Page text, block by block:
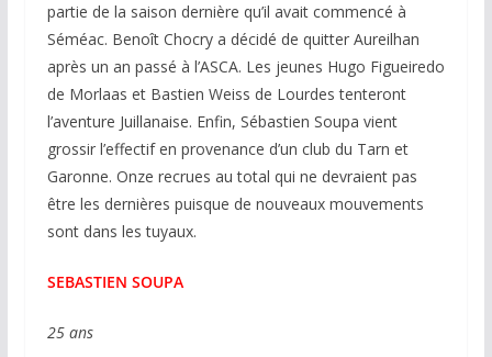
partie de la saison dernière qu’il avait commencé à
Séméac. Benoît Chocry a décidé de quitter Aureilhan
après un an passé à l’ASCA. Les jeunes Hugo Figueiredo
de Morlaas et Bastien Weiss de Lourdes tenteront
l’aventure Juillanaise. Enfin, Sébastien Soupa vient
grossir l’effectif en provenance d’un club du Tarn et
Garonne. Onze recrues au total qui ne devraient pas
être les dernières puisque de nouveaux mouvements
sont dans les tuyaux.
SEBASTIEN SOUPA
25 ans